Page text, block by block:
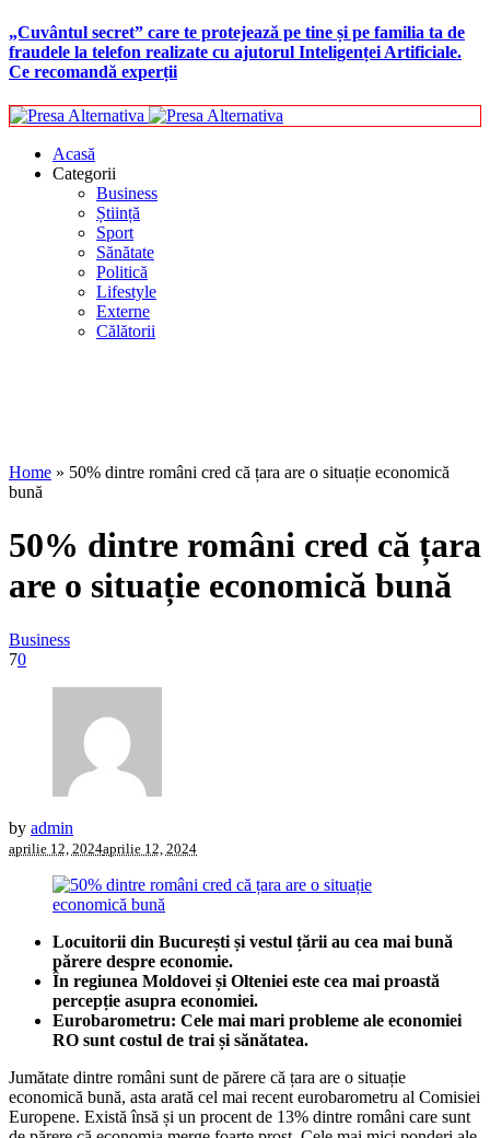
„Cuvântul secret” care te protejează pe tine și pe familia ta de
fraudele la telefon realizate cu ajutorul Inteligenței Artificiale.
Ce recomandă experții
Acasă
Categorii
Business
Știință
Sport
Sănătate
Politică
Lifestyle
Externe
Călătorii
Home » 50% dintre români cred că țara are o situație economică
bună
50% dintre români cred că țara
are o situație economică bună
Business
70
by admin
aprilie 12, 2024aprilie 12, 2024
Locuitorii din București și vestul țării au cea mai bună
părere despre economie.
În regiunea Moldovei și Olteniei este cea mai proastă
percepție asupra economiei.
Eurobarometru: Cele mai mari probleme ale economiei
RO sunt costul de trai și sănătatea.
Jumătate dintre români sunt de părere că țara are o situație
economică bună, asta arată cel mai recent eurobarometru al Comisiei
Europene. Există însă și un procent de 13% dintre români care sunt